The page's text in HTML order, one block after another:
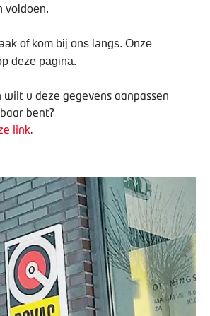
voldoen.
of kom bij ons langs. Onze
deze pagina.
u deze gegevens aanpassen
bent?
link.